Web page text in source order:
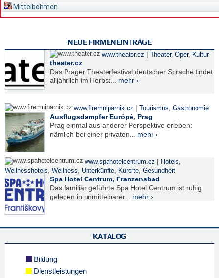
Mittelböhmen
NEUE FIRMENEINTRÄGE
www.theater.cz | Theater, Oper, Kultur
theater.cz
Das Prager Theaterfestival deutscher Sprache findet
alljährlich im Herbst... mehr ›
www.firemniparnik.cz | Tourismus, Gastronomie
Ausflugsdampfer Európé, Prag
Prag einmal aus anderer Perspektive erleben:
nämlich bei einer privaten... mehr ›
www.spahotelcentrum.cz | Hotels,
Wellnesshotels, Wellness, Unterkünfte, Kurorte, Gesundheit
Spa Hotel Centrum, Franzensbad
Das familiär geführte Spa Hotel Centrum ist ruhig
gelegen in unmittelbarer... mehr ›
KATALOG
Bildung
Dienstleistungen